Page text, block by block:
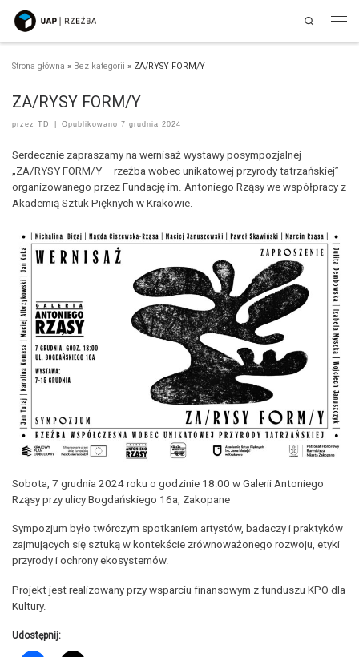
Przejdź do treści
Search
Strona główna » Bez kategorii » ZA/RYSY FORM/Y
ZA/RYSY FORM/Y
przez TD Opublikowano 7 grudnia 2024
Serdecznie zapraszamy na wernisaż wystawy posympozjalnej
„ZA/RYSY FORM/Y – rzeźba wobec unikatowej przyrody tatrzańskiej”
organizowanego przez Fundację im. Antoniego Rząsy we współpracy z
Akademią Sztuk Pięknych w Krakowie.
Sobota, 7 grudnia 2024 roku o godzinie 18:00 w Galerii Antoniego
Rząsy przy ulicy Bogdańskiego 16a, Zakopane
Sympozjum było twórczym spotkaniem artystów, badaczy i praktyków
zajmujących się sztuką w kontekście zrównoważonego rozwoju, etyki
przyrody i ochrony ekosystemów.
Projekt jest realizowany przy wsparciu finansowym z funduszu KPO dla
Kultury.
Udostępnij: